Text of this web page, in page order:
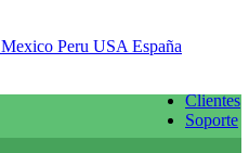
Mexico Peru USA España
Clientes
Soporte